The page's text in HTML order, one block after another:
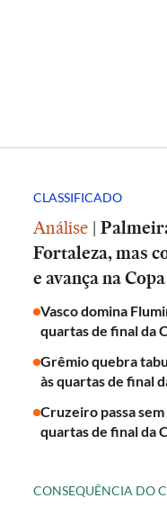
CLASSIFICADO
Análise |
Fortaleza, mas
e avança na
Vasco domina
quartas de final da
Grêmio quebra
às quartas de final
Cruzeiro passa
quartas de final da
CONSEQUÊNCIA DO